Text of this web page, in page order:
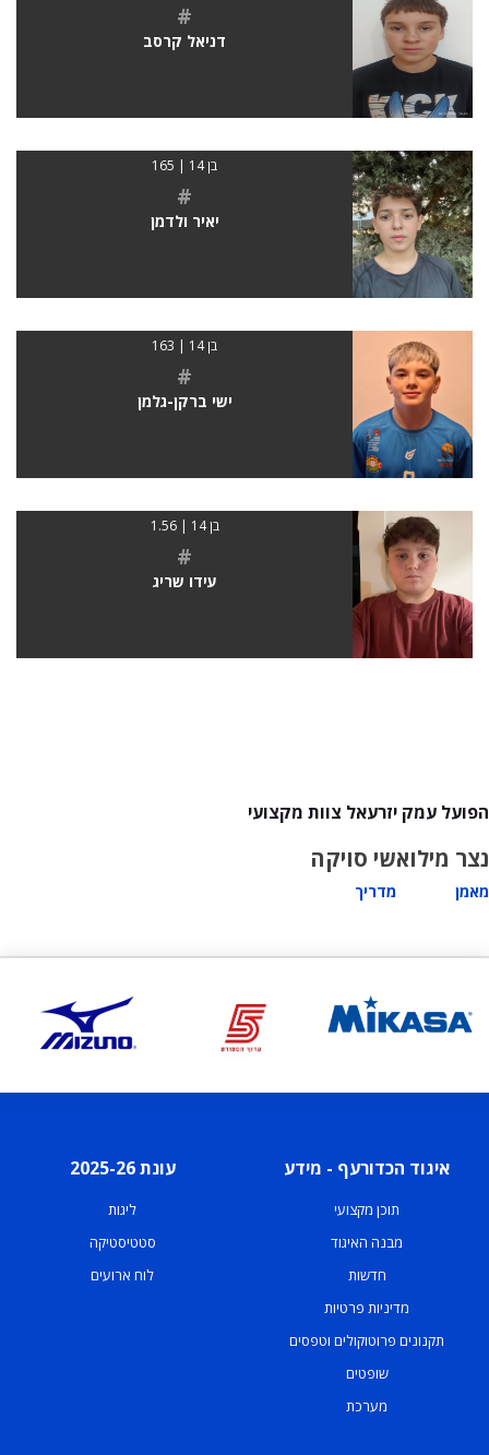
#
דניאל קרסב
בן 14 | 165
#
יאיר ולדמן
בן 14 | 163
#
ישי ברקן-גלמן
בן 14 | 1.56
#
עידו שריג
הפועל עמק יזרעאל צוות מקצועי
נצר מילוא
מאמן
שי סויקה
מדריך
איגוד הכדורעף - מידע
תוכן מקצועי
מבנה האיגוד
חדשות
מדיניות פרטיות
תקנונים פרוטוקולים וטפסים
שופטים
מערכת
עונת 2025-26
ליגות
סטטיסטיקה
לוח ארועים